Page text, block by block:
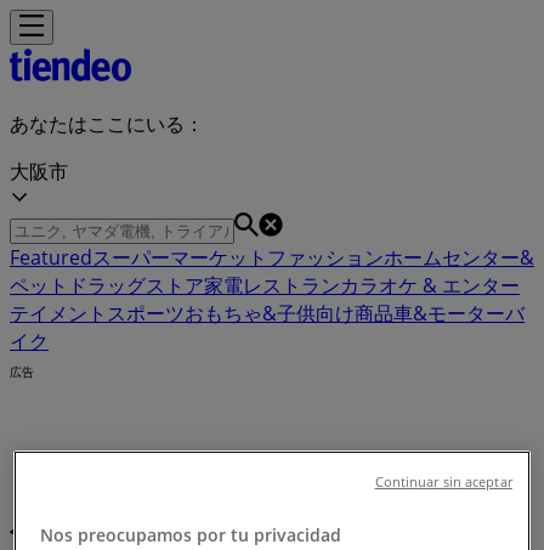
あなたはここにいる：
大阪市
Featuredスーパーマーケット ファッションホームセンター&
ペット ドラッグストア家電レストランカラオケ & エンター
テイメント スポーツおもちゃ&子供向け商品車&モーターバ
イク
広告
自然食品：カタログ、クーポン、バー
ゲン、セール (0)
Nos preocupamos por tu privacidad
Continuar sin aceptar